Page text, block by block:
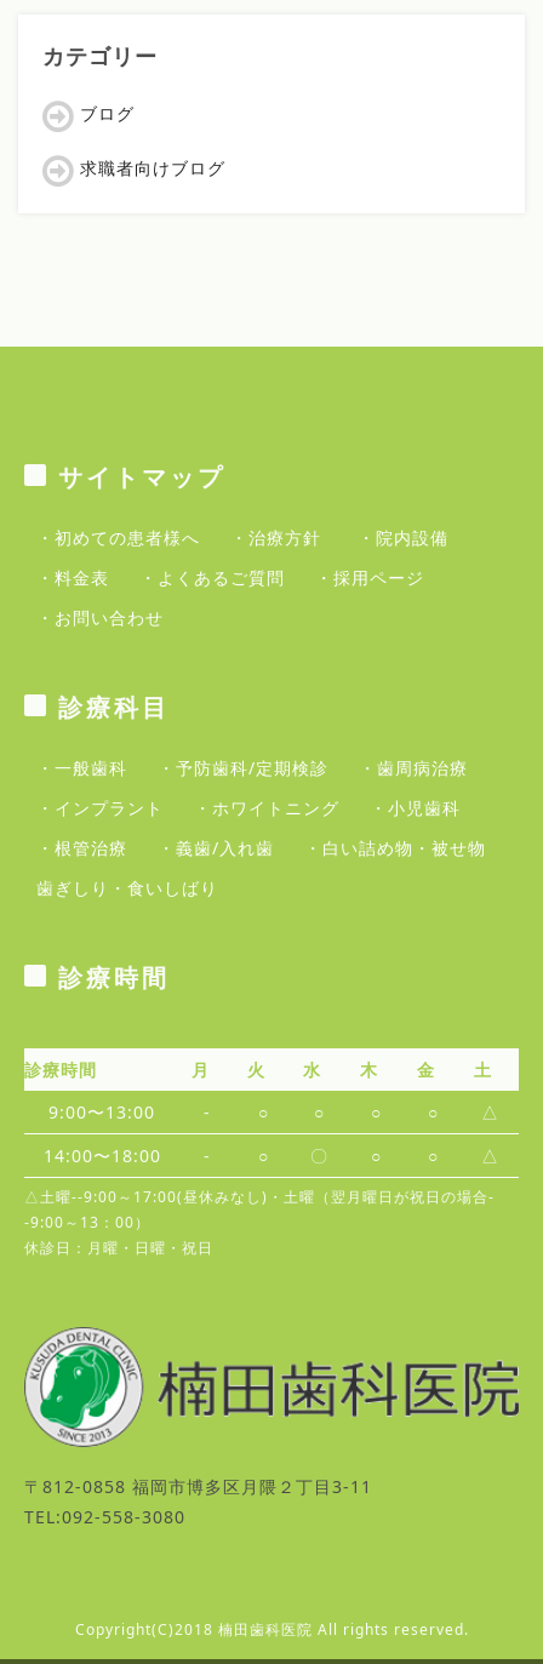
カテゴリー
ブログ
求職者向けブログ
サイトマップ
・初めての患者様へ ・治療方針
・院内設備
・料金表
・よくあるご質問
・採用ページ
・お問い合わせ
診療科目
・一般歯科 ・予防歯科/定期検診
・歯周病治療
・インプラント
・ホワイトニング
・小児歯科
・根管治療
・義歯/入れ歯
・白い詰め物・被せ物
歯ぎしり・食いしばり
診療時間
診療時間 月 火 水 木 金
土
9:00〜13:00
- ○ ○ ○ ○
△
14:00〜18:00
- ○ 〇 ○ ○ △
△土曜--9:00～17:00(昼休みなし)・土曜（翌月曜日が祝日の場合-
-9:00～13：00）
休診日：月曜・日曜・祝日
〒812-0858 福岡市博多区月隈２丁目3-11
TEL:092-558-3080
Copyright(C)2018 楠田歯科医院 All rights reserved.